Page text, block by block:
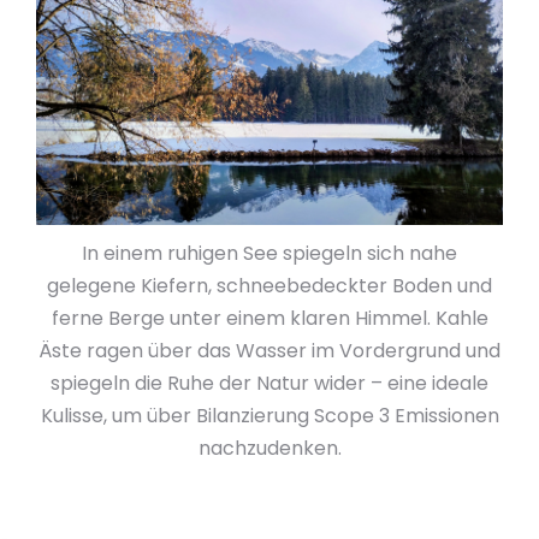
In einem ruhigen See spiegeln sich nahe
gelegene Kiefern, schneebedeckter Boden und
ferne Berge unter einem klaren Himmel. Kahle
Äste ragen über das Wasser im Vordergrund und
spiegeln die Ruhe der Natur wider – eine ideale
Kulisse, um über Bilanzierung Scope 3 Emissionen
nachzudenken.